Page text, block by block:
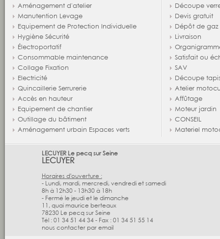
Aménagement d'atelier
Manutention Levage
Equipement de Protection Individuelle
Hygiène Sécurité
Électroportatif
Consommable maintenance
Collage Fixation
Electricité
Quincaillerie Serrurerie
Accès en hauteur
Equipement de chantier
Outillage du bâtiment
Aménagement urbain Espaces verts
Découpe
Devis gratuit
Dépôt de gaz
Livraison
Satisfait ou
SAV
Découpe
Atelier
Affûtage
Moteur jardin
CONSEIL
Materiel
LECUYER Le pecq sur Seine
LECUYER
Horaires d'ouverture :
- Lundi, mardi, mercredi, vendredi et samedi
8h à 12h30 - 13h30 à 18h
- Fermé le jeudi et le dimanche
11, quai maurice berteaux
78230 Le pecq sur Seine
Tél : 01 34 51 44 34 - Fax : 01 34 51 55 14
nous contacter par email